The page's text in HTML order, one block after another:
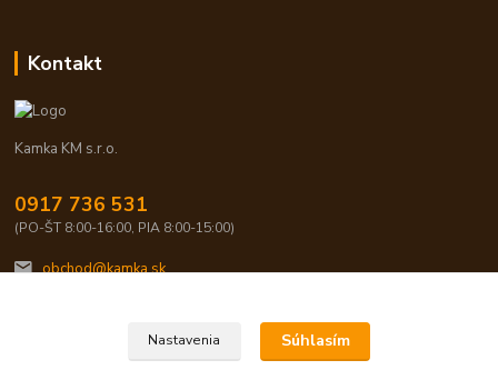
Kontakt
Kamka KM s.r.o.
0917 736 531
(PO-ŠT 8:00-16:00, PIA 8:00-15:00)
obchod@kamka.sk
Nastavenia Súhlasím